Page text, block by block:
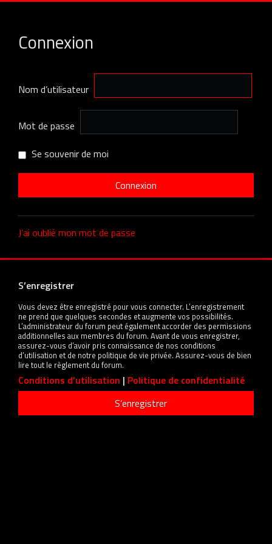
Connexion
Nom d’utilisateur
Mot de passe
Se souvenir de moi
J’ai oublié mon mot de passe
S’enregistrer
Vous devez être enregistré pour vous connecter. L’enregistrement
ne prend que quelques secondes et augmente vos possibilités.
L’administrateur du forum peut également accorder des permissions
additionnelles aux membres du forum. Avant de vous enregistrer,
assurez-vous d’avoir pris connaissance de nos conditions
d’utilisation et de notre politique de vie privée. Assurez-vous de bien
lire tout le règlement du forum.
Conditions d’utilisation | Politique de confidentialité
S’enregistrer